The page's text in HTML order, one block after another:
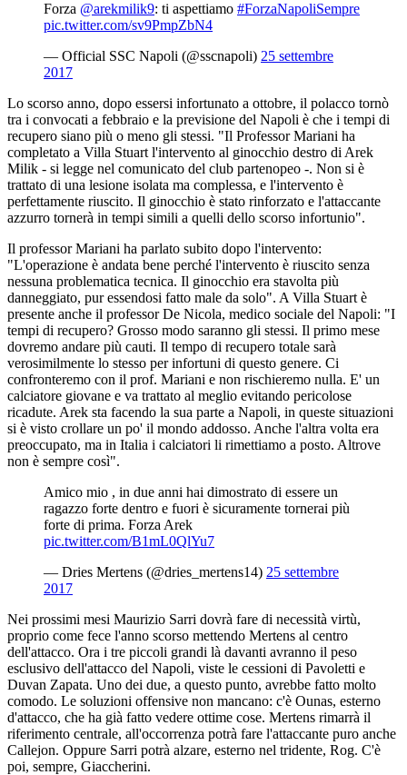
Forza @arekmilik9: ti aspettiamo #ForzaNapoliSempre
pic.twitter.com/sv9PmpZbN4
— Official SSC Napoli (@sscnapoli) 25 settembre
2017
Lo scorso anno, dopo essersi infortunato a ottobre, il polacco tornò
tra i convocati a febbraio e la previsione del Napoli è che i tempi di
recupero siano più o meno gli stessi. "Il Professor Mariani ha
completato a Villa Stuart l'intervento al ginocchio destro di Arek
Milik - si legge nel comunicato del club partenopeo -. Non si è
trattato di una lesione isolata ma complessa, e l'intervento è
perfettamente riuscito. Il ginocchio è stato rinforzato e l'attaccante
azzurro tornerà in tempi simili a quelli dello scorso infortunio".
Il professor Mariani ha parlato subito dopo l'intervento:
"L'operazione è andata bene perché l'intervento è riuscito senza
nessuna problematica tecnica. Il ginocchio era stavolta più
danneggiato, pur essendosi fatto male da solo". A Villa Stuart è
presente anche il professor De Nicola, medico sociale del Napoli: "I
tempi di recupero? Grosso modo saranno gli stessi. Il primo mese
dovremo andare più cauti. Il tempo di recupero totale sarà
verosimilmente lo stesso per infortuni di questo genere. Ci
confronteremo con il prof. Mariani e non rischieremo nulla. E' un
calciatore giovane e va trattato al meglio evitando pericolose
ricadute. Arek sta facendo la sua parte a Napoli, in queste situazioni
si è visto crollare un po' il mondo addosso. Anche l'altra volta era
preoccupato, ma in Italia i calciatori li rimettiamo a posto. Altrove
non è sempre così".
Amico mio , in due anni hai dimostrato di essere un
ragazzo forte dentro e fuori è sicuramente tornerai più
forte di prima. Forza Arek
pic.twitter.com/B1mL0QlYu7
— Dries Mertens (@dries_mertens14) 25 settembre
2017
Nei prossimi mesi Maurizio Sarri dovrà fare di necessità virtù,
proprio come fece l'anno scorso mettendo Mertens al centro
dell'attacco. Ora i tre piccoli grandi là davanti avranno il peso
esclusivo dell'attacco del Napoli, viste le cessioni di Pavoletti e
Duvan Zapata. Uno dei due, a questo punto, avrebbe fatto molto
comodo. Le soluzioni offensive non mancano: c'è Ounas, esterno
d'attacco, che ha già fatto vedere ottime cose. Mertens rimarrà il
riferimento centrale, all'occorrenza potrà fare l'attaccante puro anche
Callejon. Oppure Sarri potrà alzare, esterno nel tridente, Rog. C'è
poi, sempre, Giaccherini.